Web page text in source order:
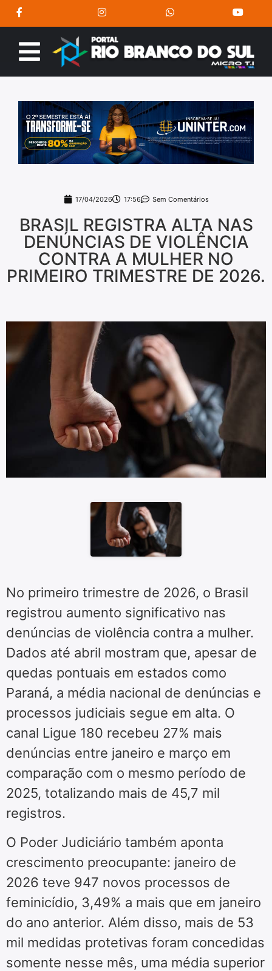
17/04/2026 17:56 Sem Comentários
BRASIL REGISTRA ALTA NAS
DENÚNCIAS DE VIOLÊNCIA
CONTRA A MULHER NO
PRIMEIRO TRIMESTRE DE 2026.
No primeiro trimestre de 2026, o Brasil
registrou aumento significativo nas
denúncias de violência contra a mulher.
Dados até abril mostram que, apesar de
quedas pontuais em estados como
Paraná, a média nacional de denúncias e
processos judiciais segue em alta. O
canal Ligue 180 recebeu 27% mais
denúncias entre janeiro e março em
comparação com o mesmo período de
2025, totalizando mais de 45,7 mil
registros.
O Poder Judiciário também aponta
crescimento preocupante: janeiro de
2026 teve 947 novos processos de
feminicídio, 3,49% a mais que em janeiro
do ano anterior. Além disso, mais de 53
mil medidas protetivas foram concedidas
somente nesse mês, uma média superior